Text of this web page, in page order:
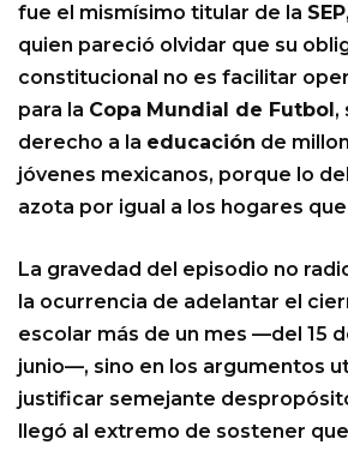
fue el mismísimo titular de la SEP,
quien pareció olvidar que su
constitucional no es facilitar
para la Copa Mundial de Futbol,
derecho a la educación de
jóvenes mexicanos, porque lo
azota por igual a los hogares
La gravedad del episodio no
la ocurrencia de adelantar el
escolar más de un mes —del 15
junio—, sino en los argumentos
justificar semejante
llegó al extremo de sostener